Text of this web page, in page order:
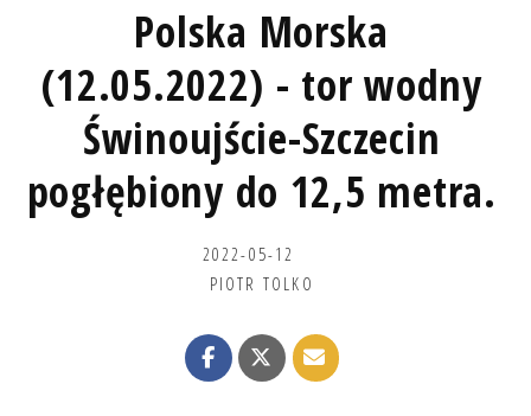
Polska Morska
(12.05.2022) - tor wodny
Świnoujście-Szczecin
pogłębiony do 12,5 metra.
2022-05-12
PIOTR TOLKO